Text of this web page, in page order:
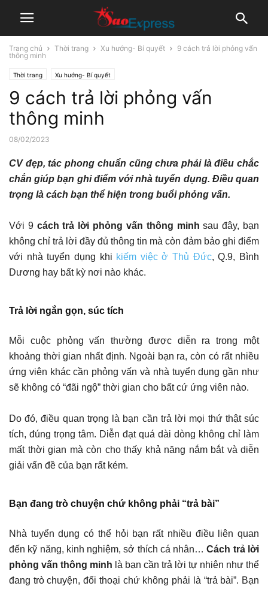
Trang chủ Thời trang Xu hướng- Bí quyết
9 cách trả lời phỏng vấn
thông minh
Thời trang Xu hướng- Bí quyết
9 cách trả lời phỏng vấn
thông minh
08/02/2023
CV đẹp, tác phong chuẩn cũng chưa phải là điều chắc
chắn giúp bạn ghi điểm với nhà tuyển dụng. Điều quan
trọng là cách bạn thể hiện trong buổi phỏng vấn.
Với 9cách trả lời phỏng vấn thông minh sau đây, bạn
không chỉ trả lời đầy đủ thông tin mà còn đảm bảo ghi điểm
với nhà tuyển dụng khi kiếm việc ở Thủ Đức, Q.9, Bình
Dương hay bất kỳ nơi nào khác.
Trả lời ngắn gọn, súc tích
Mỗi cuộc phỏng vấn thường được diễn ra trong một
khoảng thời gian nhất định. Ngoài bạn ra, còn có rất nhiều
ứng viên khác cần phỏng vấn và nhà tuyển dụng gần như
sẽ không có “đãi ngộ” thời gian cho bất cứ ứng viên nào.
Do đó, điều quan trọng là bạn cần trả lời mọi thứ thật súc
tích, đúng trọng tâm. Diễn đạt quá dài dòng không chỉ làm
mất thời gian mà còn cho thấy khả năng nắm bắt và diễn
giải vấn đề của bạn rất kém.
Bạn đang trò chuyện chứ không phải “trả bài”
Nhà tuyển dụng có thể hỏi bạn rất nhiều điều liên quan
đến kỹ năng, kinh nghiệm, sở thích cá nhân…Cách trả lời
phỏng vấn thông minh là bạn cần trả lời tự nhiên như thể
đang trò chuyện, đối thoại chứ không phải là “trả bài”. Bạn